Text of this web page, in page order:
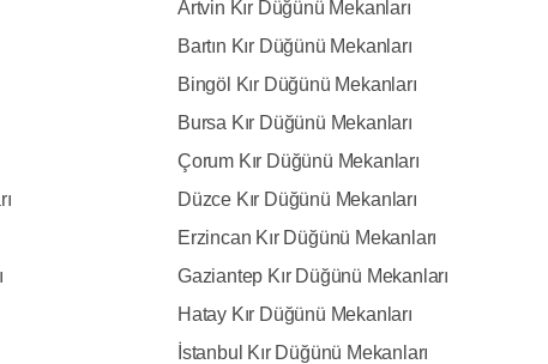
Artvin Kır Düğünü Mekanları
Bartın Kır Düğünü Mekanları
Bingöl Kır Düğünü Mekanları
Bursa Kır Düğünü Mekanları
Çorum Kır Düğünü Mekanları
Düzce Kır Düğünü Mekanları
Erzincan Kır Düğünü Mekanları
Gaziantep Kır Düğünü Mekanları
Hatay Kır Düğünü Mekanları
İstanbul Kır Düğünü Mekanları